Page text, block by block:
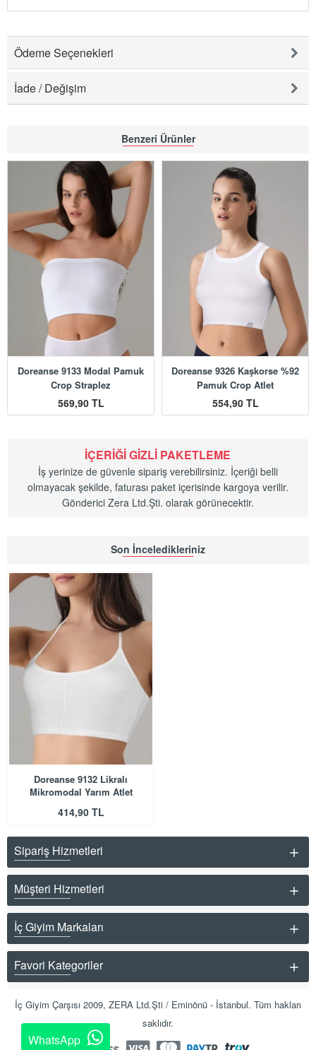
Ödeme Seçenekleri
İade / Değişim
Benzeri Ürünler
Doreanse 9133 Modal Pamuk
Crop Straplez
569,90 TL
Doreanse 9326 Kaşkorse %92
Pamuk Crop Atlet
554,90 TL
İÇERIĞI GIZLI PAKETLEME
İş yerinize de güvenle sipariş verebilirsiniz. İçeriği belli
olmayacak şekilde, faturası paket içerisinde kargoya verilir.
Gönderici Zera Ltd.Şti. olarak görünecektir.
Son İnceledikleriniz
Doreanse 9132 Likralı
Mikromodal Yarım Atlet
414,90 TL
Sipariş Hizmetleri
Müşteri Hizmetleri
İç Giyim Markaları
Favori Kategoriler
İç Giyim Çarşısı 2009, ZERA Ltd.Şti / Eminönü - İstanbul. Tüm hakları
saklıdır.
WhatsApp